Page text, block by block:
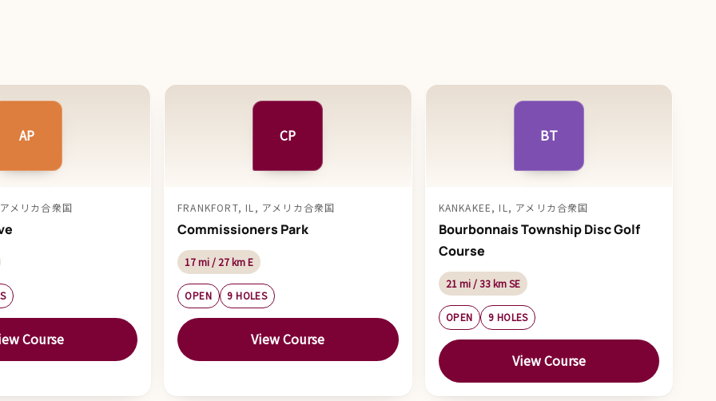
AP
メリカ合衆国
Course
CP
FRANKFORT, IL, アメリカ合衆国
Commissioners Park
17 mi / 27 km E
OPEN 9 HOLES
View Course
BT
KANKAKEE, IL, アメリカ合衆国
Bourbonnais Township Disc Golf
Course
21 mi / 33 km SE
OPEN 9 HOLES
View Course